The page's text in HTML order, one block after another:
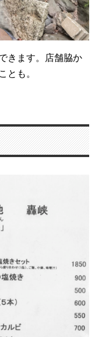
きます。店舗脇か
とも。